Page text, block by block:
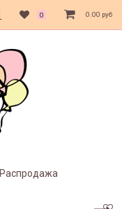
0 0.00 руб
Распродажа